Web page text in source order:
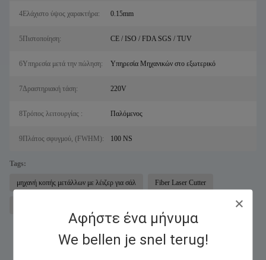
Αφήστε ένα μήνυμα
We bellen je snel terug!
4Ελάχιστο ύψος χαρακτήρα: 0.15mm
5Πιστοποίηση: CE / ISO / FDA SGS / TUV
6Υπηρεσία μετά την πώληση: Υπηρεσία Μηχανικών στο εξωτερικό
7Δραστηριακή τάση: 220V
8Τρόπος λειτουργίας : Παλόμενος
9Πλάτος σφυγμού, (FWHM): 100 NS
Tags:
μηχανή κοπής μετάλλων με λέιζερ για σάλ Fiber Laser Cutter